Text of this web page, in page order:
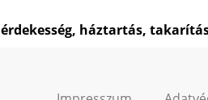
érdekesség, háztartás,